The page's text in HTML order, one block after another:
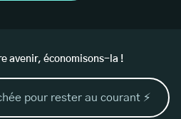
avenir, économisons-la !